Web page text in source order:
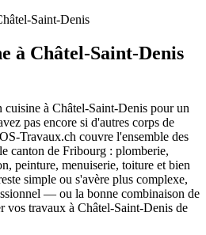
Saint-Denis
à Châtel-Saint-Denis
cuisine à Châtel-Saint-Denis pour un
pas encore si d'autres corps de
Travaux.ch couvre l'ensemble des
canton de Fribourg : plomberie,
peinture, menuiserie, toiture et bien
simple ou s'avère plus complexe,
— ou la bonne combinaison de
travaux à Châtel-Saint-Denis de